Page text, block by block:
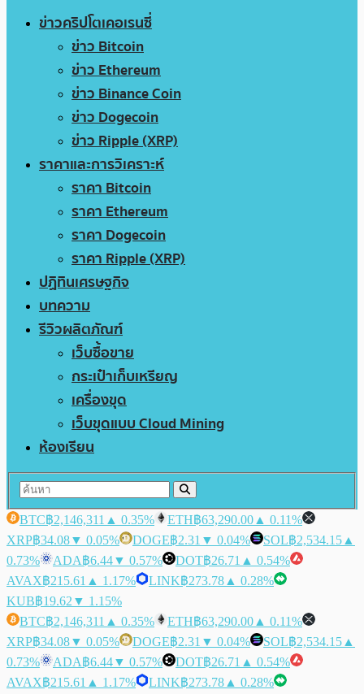
ข่าวคริปโตเคอเรนซี่
ข่าว Bitcoin
ข่าว Ethereum
ข่าว Binance Coin
ข่าว Dogecoin
ข่าว Ripple (XRP)
ราคาและการวิเคราะห์
ราคา Bitcoin
ราคา Ethereum
ราคา Dogecoin
ราคา Ripple (XRP)
ปฏิทินเศรษฐกิจ
บทความ
รีวิวผลิตภัณฑ์
เว็บซื้อขาย
กระเป๋าเก็บเหรียญ
เครื่องขุด
เว็บขุดแบบ Cloud Mining
ห้องเรียน
BTC฿2,146,311 ▲ 0.35% ETH฿63,290.00 ▲ 0.11%
XRP฿34.08▼ 0.05% DOGE฿2.31 ▼ 0.04% SOL฿2,534.15 ▲
0.73%
ADA฿6.44▼ 0.57% DOT฿26.71 ▲ 0.54%
AVAX฿215.61 ▲ 1.17% LINK฿273.78 ▲ 0.28%
KUB฿19.62 ▼ 1.15%
BTC฿2,146,311 ▲ 0.35% ETH฿63,290.00 ▲ 0.11%
XRP฿34.08▼ 0.05% DOGE฿2.31 ▼ 0.04% SOL฿2,534.15 ▲
0.73%
ADA฿6.44▼ 0.57% DOT฿26.71 ▲ 0.54%
AVAX฿215.61 ▲ 1.17% LINK฿273.78 ▲ 0.28%